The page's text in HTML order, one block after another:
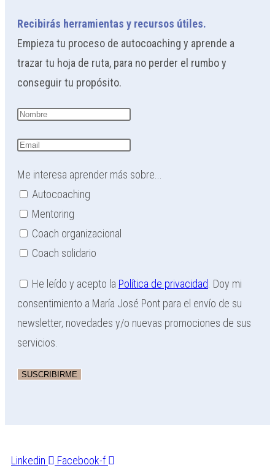
Recibirás herramientas y recursos útiles.
Empieza tu proceso de autocoaching y aprende a
trazar tu hoja de ruta, para no perder el rumbo y
conseguir tu propósito.
Me interesa aprender más sobre...
Autocoaching
Mentoring
Coach organizacional
Coach solidario
He leído y acepto la Política de privacidad. Doy mi
consentimiento a María José Pont para el envío de su
newsletter, novedades y/o nuevas promociones de sus
servicios.
Linkedin Facebook-f